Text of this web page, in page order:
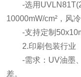
-选用
10000mW/cm²，风
-支持定制
2.印刷包装行业
-需求：UV油墨、
差。